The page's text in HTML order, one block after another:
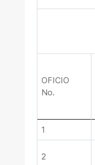
OFICIO
No.
1
2